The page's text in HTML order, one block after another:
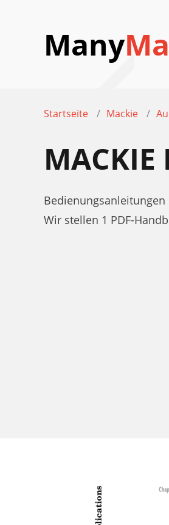
Many
Startseite Mackie
MACKIE
Wir stellen 1 PDF-